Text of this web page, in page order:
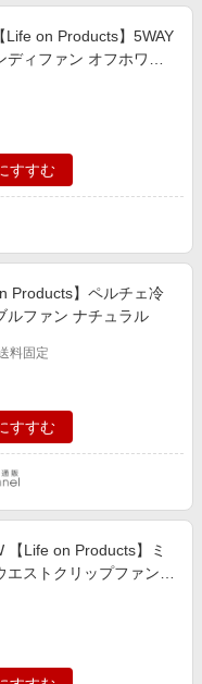
Life on Products】5WAY
ディファン オフホワイ
ST アンドエスティ
スティ）
すすむ
Products】ペルチェ冷
ルファン ナチュラル
料固定
すすむ
【Life on Products】ミ
エストクリップファン
イフロー 658013 and
スティ（旧ドットエス